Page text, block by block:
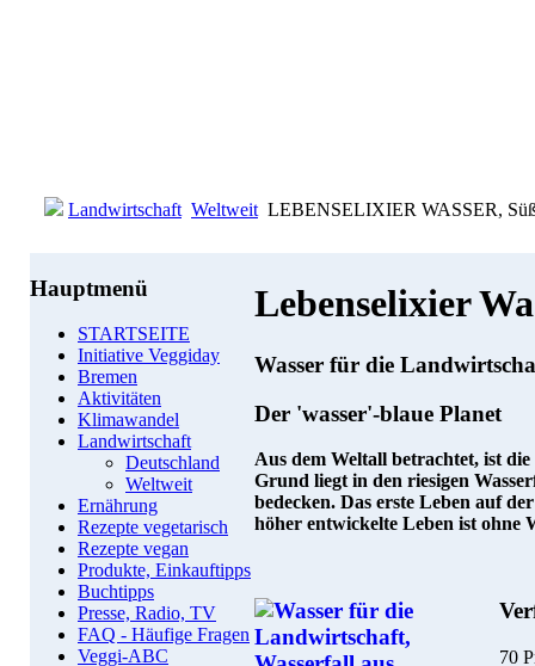
Landwirtschaft Weltweit LEBENSELIXIER WASSER,
Hauptmenü
STARTSEITE
Initiative Veggiday
Bremen
Aktivitäten
Klimawandel
Landwirtschaft
Deutschland
Weltweit
Ernährung
Rezepte vegetarisch
Rezepte vegan
Produkte, Einkauftipps
Buchtipps
Presse, Radio, TV
FAQ - Häufige Fragen
Veggi-ABC
Lebenselixier
Wasser für die
Der 'wasser'-blaue Planet
Aus dem Weltall betrachtet, ist
Grund liegt in den riesigen
bedecken. Das erste Leben auf
höher entwickelte Leben ist ohne
70